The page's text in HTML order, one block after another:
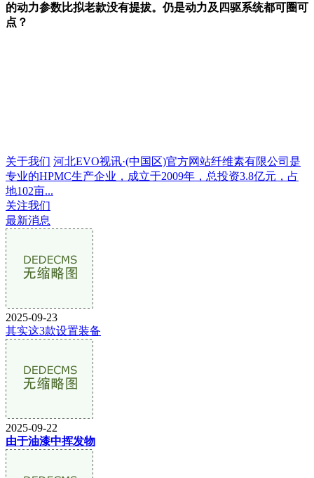
的动力参数比拟老款没有提拔。仍是动力及四驱系统都可圈可
点？
关于我们 河北EVO视讯·(中国区)官方网站纤维素有限公司是
专业的HPMC生产企业，成立于2009年，总投资3.8亿元，占
地102亩...
关注我们
最新消息
2025-09-23
其实这3款设置装备
2025-09-22
由于油漆中挥发物